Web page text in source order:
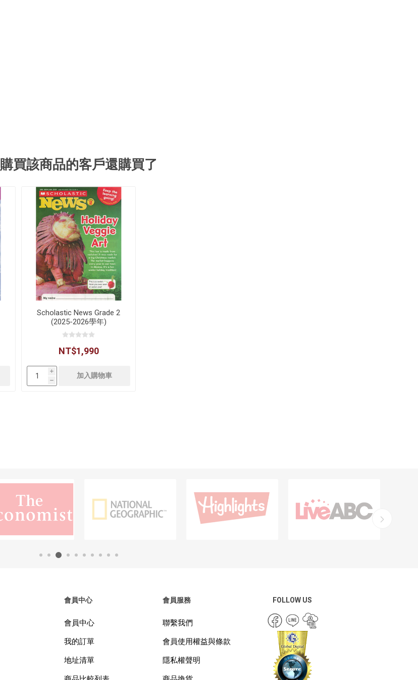
購買該商品的客戶還購買了
Scholastic News Grade 2
(2025-2026學年)
NT$1,990
i
h
會員中心
會員中心
我的訂單
地址清單
會員服務
聯繫我們
會員使用權益與條款
隱私權聲明
FOLLOW US